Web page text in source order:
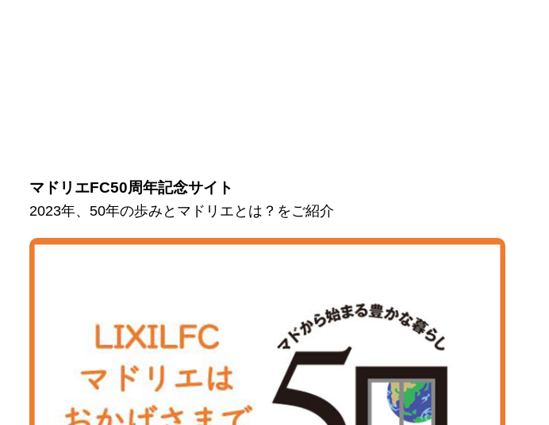
マドリエFC50周年記念サイト
2023年、50年の歩みとマドリエとは？をご紹介